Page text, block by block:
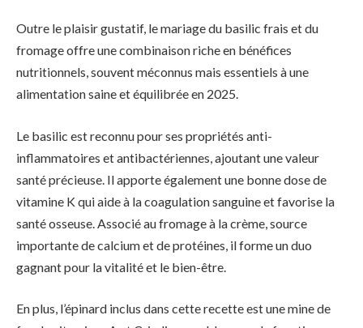
Outre le plaisir gustatif, le mariage du basilic frais et du
fromage offre une combinaison riche en bénéfices
nutritionnels, souvent méconnus mais essentiels à une
alimentation saine et équilibrée en 2025.
Le basilic est reconnu pour ses propriétés anti-
inflammatoires et antibactériennes, ajoutant une valeur
santé précieuse. Il apporte également une bonne dose de
vitamine K qui aide à la coagulation sanguine et favorise la
santé osseuse. Associé au fromage à la crème, source
importante de calcium et de protéines, il forme un duo
gagnant pour la vitalité et le bien-être.
En plus, l’épinard inclus dans cette recette est une mine de